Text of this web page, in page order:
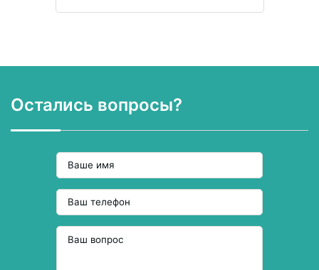
Остались вопросы?